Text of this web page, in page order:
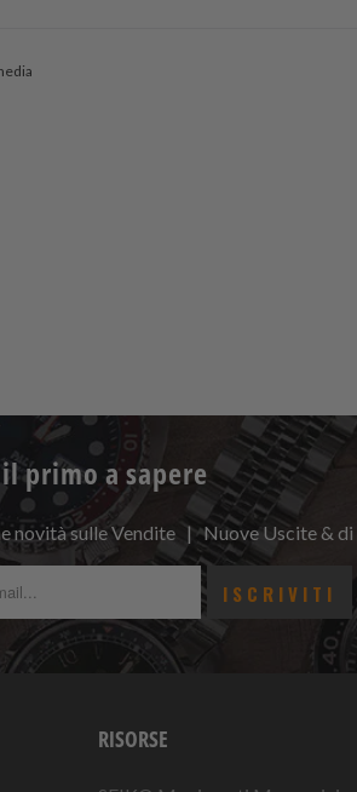
primo a sapere
novità sulle Vendite | Nuove Uscite & di
RISORSE